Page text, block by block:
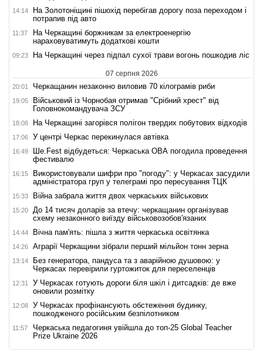
14:14
На Золотоніщині пішохід перебігав дорогу поза переходом і
потрапив під авто
11:37
На Черкащині боржникам за електроенергію
нараховуватимуть додаткові кошти
09:23 На Черкащині через підпал сухої трави вогонь пошкодив ліс
07 серпня 2026
20:01 Черкащанин незаконно виловив 70 кілограмів риби
19:05
Військовий із Чорнобая отримав "Срібний хрест" від
Головнокомандувача ЗСУ
18:08 На Черкащині загорівся полігон твердих побутових відходів
17:06 У центрі Черкас перекинулася автівка
16:49
Ше.Fest відбудеться: Черкаська ОВА погодила проведення
фестивалю
16:15
Використовували шифри про "погоду": у Черкасах засудили
адміністратора груп у телеграмі про пересування ТЦК
15:33 Війна забрала життя двох черкаських військових
15:20
До 14 тисяч доларів за втечу: черкащанин організував
схему незаконного виїзду військовозобов'язаних
14:44 Вічна пам'ять: пішла з життя черкаська освітянка
14:26 Аграрії Черкащини зібрали перший мільйон тонн зерна
13:14
Без генератора, пандуса та з аварійною душовою: у
Черкасах перевірили гуртожиток для переселенців
12:31
У Черкасах готують дороги біля шкіл і дитсадків: де вже
оновили розмітку
12:08
У Черкасах профінансують обстеження будинку,
пошкодженого російським безпілотником
11:57
Черкаська педагогиня увійшла до топ-25 Global Teacher
Prize Ukraine 2026